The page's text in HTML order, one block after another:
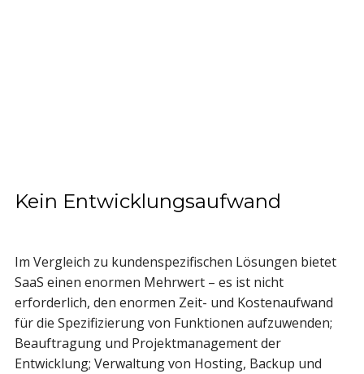
Kein Entwicklungsaufwand
Im Vergleich zu kundenspezifischen Lösungen bietet
SaaS einen enormen Mehrwert – es ist nicht
erforderlich, den enormen Zeit- und Kostenaufwand
für die Spezifizierung von Funktionen aufzuwenden;
Beauftragung und Projektmanagement der
Entwicklung; Verwaltung von Hosting, Backup und